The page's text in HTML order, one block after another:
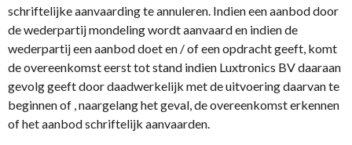
schriftelijke aanvaarding te annuleren. Indien een aanbod door
de wederpartij mondeling wordt aanvaard en indien de
wederpartij een aanbod doet en / of een opdracht geeft, komt
de overeenkomst eerst tot stand indien Luxtronics BV daaraan
gevolg geeft door daadwerkelijk met de uitvoering daarvan te
beginnen of , naargelang het geval, de overeenkomst erkennen
of het aanbod schriftelijk aanvaarden.